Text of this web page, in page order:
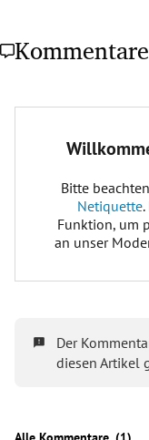
Kommentare